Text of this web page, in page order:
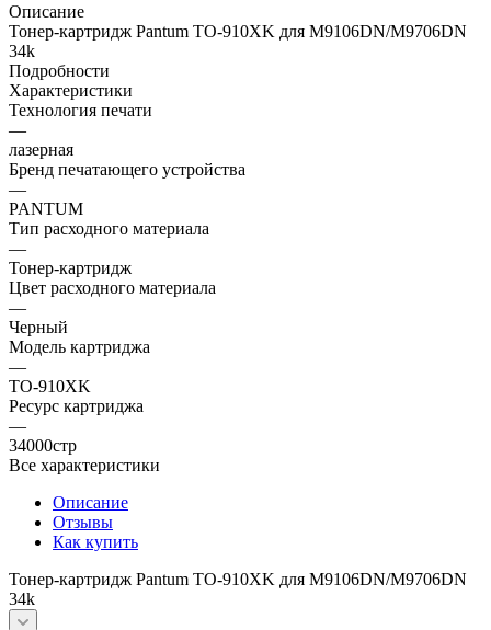
Описание
Тонер-картридж Pantum TO-910XK для M9106DN/M9706DN
34k
Подробности
Характеристики
Технология печати
—
лазерная
Бренд печатающего устройства
—
PANTUM
Тип расходного материала
—
Тонер-картридж
Цвет расходного материала
—
Черный
Модель картриджа
—
TO-910XK
Ресурс картриджа
—
34000стр
Все характеристики
Описание
Отзывы
Как купить
Тонер-картридж Pantum TO-910XK для M9106DN/M9706DN
34k